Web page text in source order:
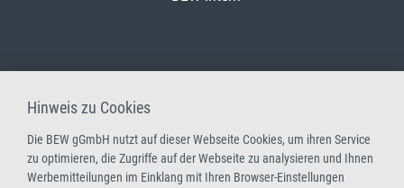
Hinweis zu Cookies
Die BEW gGmbH nutzt auf dieser Webseite Cookies, um ihren Service
zu optimieren, die Zugriffe auf der Webseite zu analysieren und Ihnen
Werbemitteilungen im Einklang mit Ihren Browser-Einstellungen